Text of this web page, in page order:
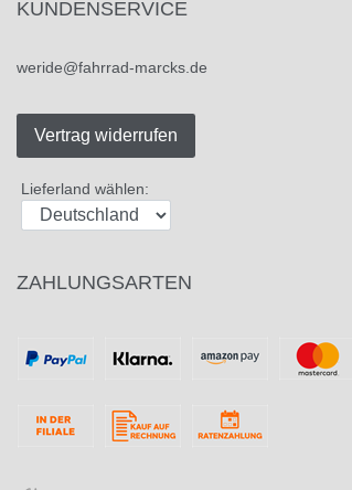
KUNDENSERVICE
weride@fahrrad-marcks.de
Vertrag widerrufen
Lieferland wählen:
ZAHLUNGSARTEN